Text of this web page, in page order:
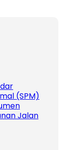
(SPM)
Jalan